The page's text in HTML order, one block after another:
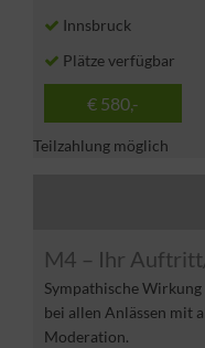
Innsbruck
Plätze verfügbar
€ 580,-
Teilzahlung möglich
M4 – Ihr
Sympathische
bei allen Anlässen mit
Moderation.